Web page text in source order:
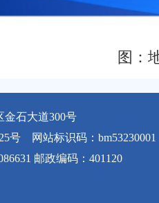
图：
石大道300号
号 网站标识码：bm53230001
邮政编码：401120